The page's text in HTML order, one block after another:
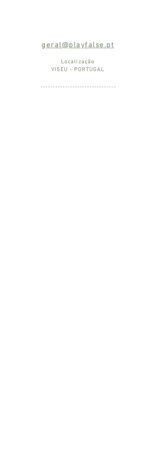
geral@playfalse.pt
Localização
VISEU - PORTUGAL